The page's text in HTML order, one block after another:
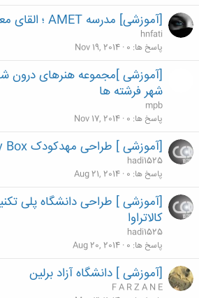
[آموزشی] مدرسه AMET ؛ القای معانی در معماری
hnfati
پاسخ ها 0
Nov 19, 2014
[آموزشی ]مجموعه هنرهای درون
شهر فرشته ها
mpb
پاسخ ها 0
Nov 17, 2014
[آموزشی ] طراحی مهدکودک Family Box
hadi1525
پاسخ ها 0
Aug 21, 2014
[آموزشی ] طراحی دانشگاه پلی
کالاتراوا
hadi1525
پاسخ ها 0
Aug 20, 2014
[آموزشی ] دانشگاه آزاد برلین
F A R Z A N E